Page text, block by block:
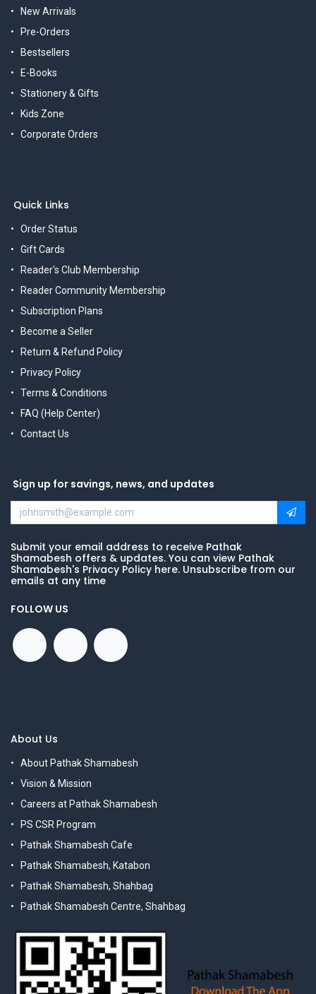
New Arrivals
Pre-Orders
Bestsellers
E-Books
Stationery & Gifts
Kids Zone
Corporate Orders
Quick Links
Order Status
Gift Cards
Reader's Club Membership
Reader Community Membership
Subscription Plans
Become a Seller
Return & Refund Policy
Privacy Policy
Terms & Conditions
FAQ (Help Center)
Contact Us
Sign up for savings, news, and updates
Submit your email address to receive Pathak
Shamabesh offers & updates. You can view Pathak
Shamabesh's Privacy Policy here. Unsubscribe from our
emails at any time
FOLLOW US
About Us
About Pathak Shamabesh
Vision & Mission
Careers at Pathak Shamabesh
PS CSR Program
Pathak Shamabesh Cafe
Pathak Shamabesh, Katabon
Pathak Shamabesh, Shahbag
Pathak Shamabesh Centre, Shahbag